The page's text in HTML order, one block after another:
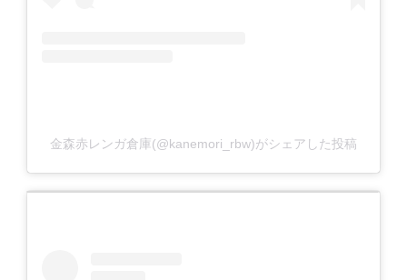
金森赤レンガ倉庫(@kanemori_rbw)がシェアした投稿